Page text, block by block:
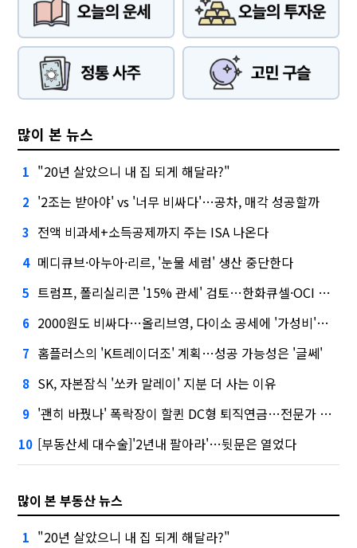
많이 본 뉴스
1 "20년 살았으니 내 집 되게 해달라?"
2 '2조는 받아야' vs '너무 비싸다'…공차, 매각 성공할까
3 전액 비과세+소득공제까지 주는 ISA 나온다
4 메디큐브·아누아·리르, '눈물 세럼' 생산 중단한다
5 트럼프, 폴리실리콘 '15% 관세' 검토…한화큐셀·OCI 영향은?
6 2000원도 비싸다…올리브영, 다이소 공세에 '가성비'로 맞불
7 홈플러스의 'K트레이더조' 계획…성공 가능성은 '글쎄'
8 SK, 자본잠식 '쏘카 말레이' 지분 더 사는 이유
9 '괜히 바꿨나' 폭락장이 할퀸 DC형 퇴직연금…전문가 조언은
10 [부동산세 대수술]'2년내 팔아라'…뒷문은 열었다
많이 본 부동산 뉴스
1 "20년 살았으니 내 집 되게 해달라?"